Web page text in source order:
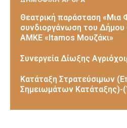
Θεατρική παράσταση «Μια
συνδιοργάνωση του Δήμου
ΑΜΚΕ «Itamos Μουζάκι»
Συνεργεία Δίωξης
Κατάταξη Στρατεύσιμων
Σημειωμάτων Κατάταξης)-